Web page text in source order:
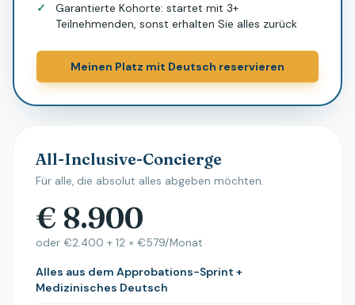
✓
Garantierte Kohorte: startet mit 3+
Teilnehmenden, sonst erhalten Sie alles zurück
Meinen Platz mit Deutsch reservieren
All-Inclusive-Concierge
Für alle, die absolut alles abgeben möchten.
€ 8.900
oder €2.400 + 12 × €579/Monat
Alles aus dem Approbations-Sprint +
Medizinisches Deutsch